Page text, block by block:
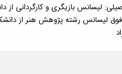
لیسانس بازیگری و کارگردانی از
فوق لیسانس رشته پژوهش هنر از